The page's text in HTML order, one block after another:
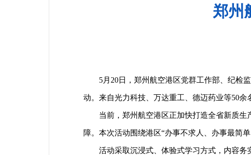
郑州
5月20日，郑州航空港区党群工作部、纪检监
动。来自光力科技、万达重工、德迈药业等50
当前，郑州航空港区正加快打造全省新质生
障。本次活动围绕港区“办事不求人、办事最简
活动采取沉浸式、体验式学习方式，内容务